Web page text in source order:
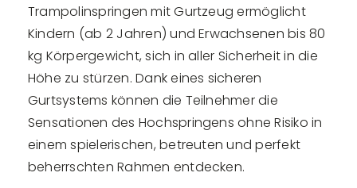
Trampolinspringen mit Gurtzeug ermöglicht
Kindern (ab 2 Jahren) und Erwachsenen bis 80
kg Körpergewicht, sich in aller Sicherheit in die
Höhe zu stürzen. Dank eines sicheren
Gurtsystems können die Teilnehmer die
Sensationen des Hochspringens ohne Risiko in
einem spielerischen, betreuten und perfekt
beherrschten Rahmen entdecken.